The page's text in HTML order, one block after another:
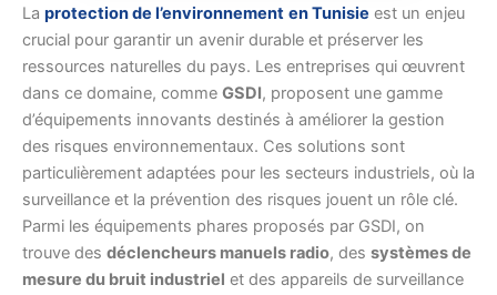
La protection de l’environnement en Tunisie est un enjeu
crucial pour garantir un avenir durable et préserver les
ressources naturelles du pays. Les entreprises qui œuvrent
dans ce domaine, comme GSDI, proposent une gamme
d’équipements innovants destinés à améliorer la gestion
des risques environnementaux. Ces solutions sont
particulièrement adaptées pour les secteurs industriels, où la
surveillance et la prévention des risques jouent un rôle clé.
Parmi les équipements phares proposés par GSDI, on
trouve des déclencheurs manuels radio, des systèmes de
mesure du bruit industriel et des appareils de surveillance